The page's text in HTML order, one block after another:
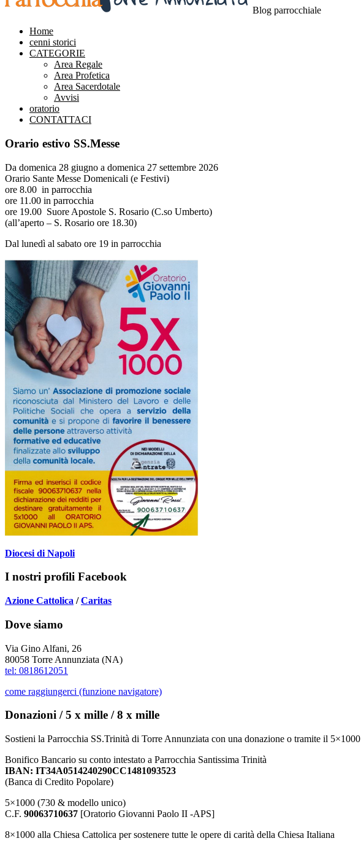
Blog parrocchiale
Home
cenni storici
CATEGORIE
Area Regale
Area Profetica
Area Sacerdotale
Avvisi
oratorio
CONTATTACI
Orario estivo SS.Messe
Da domenica 28 giugno a domenica 27 settembre 2026
Orario Sante Messe Domenicali (e Festivi)
ore 8.00 in parrocchia
ore 11.00 in parrocchia
ore 19.00 Suore Apostole S. Rosario (C.so Umberto)
(all’aperto – S. Rosario ore 18.30)
Dal lunedì al sabato ore 19 in parrocchia
Diocesi di Napoli
I nostri profili Facebook
Azione Cattolica /Caritas
Dove siamo
Via Gino Alfani, 26
80058 Torre Annunziata (NA)
tel: 0818612051
come raggiungerci (funzione navigatore)
Donazioni / 5 x mille / 8 x mille
Sostieni la Parrocchia SS.Trinità di Torre Annunziata con una donazione o tramite il 5×1000
Bonifico Bancario su conto intestato a Parrocchia Santissima Trinità
IBAN: IT34A0514240290CC1481093523
(Banca di Credito Popolare)
5×1000 (730 & modello unico)
C.F. 90063710637 [Oratorio Giovanni Paolo II -APS]
8×1000 alla Chiesa Cattolica per sostenere tutte le opere di carità della Chiesa Italiana